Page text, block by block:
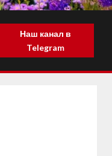
Наш канал в
Telegram